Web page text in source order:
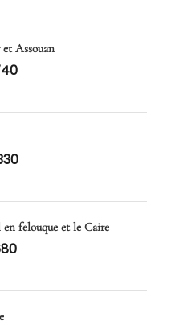
Assouan
felouque et le Caire